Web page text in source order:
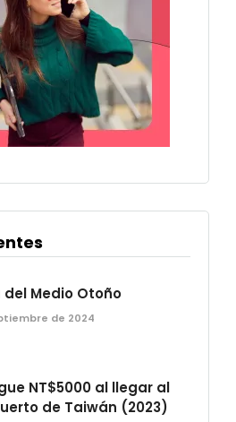
del Medio Otoño
de 2024
NT$5000 al llegar al
de Taiwán (2023)